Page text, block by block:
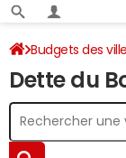
Budgets des
Dette au 31/12/
Dette du